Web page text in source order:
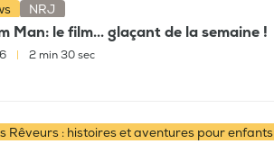
NRJ
Man: le film... glaçant de la semaine !
2 min 30 sec
Rêveurs : histoires et aventures pour enfants